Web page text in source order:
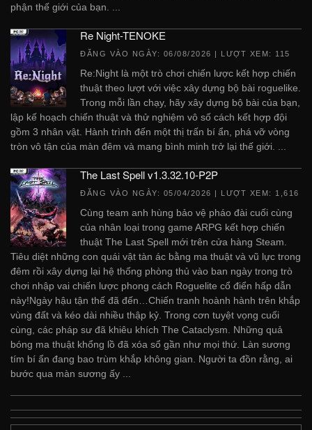
phận thế giới của bạn. ...
Re Night-TENOKE
ĐĂNG VÀO NGÀY: 06/08/2026 | LƯỢT XEM: 115
Re:Night là một trò chơi chiến lược kết hợp chiến
thuật theo lượt với việc xây dựng bộ bài roguelike.
Trong mỗi lần chạy, hãy xây dựng bộ bài của bạn,
lập kế hoạch chiến thuật và thử nghiệm vô số cách kết hợp đội
gồm 3 nhân vật. Hành trình đến một thị trấn bí ẩn, phá vỡ vòng
tròn vô tận của màn đêm và mang bình minh trở lại thế giới. ...
The Last Spell v1.3.32.10-P2P
ĐĂNG VÀO NGÀY: 05/04/2026 | LƯỢT XEM: 1,616
Cùng team anh hùng bảo vệ pháo đài cuối cùng
của nhân loại trong game ARPG kết hợp chiến
thuật The Last Spell mới trên cửa hàng Steam.
Tiêu diệt những con quái vật tàn ác bằng ma thuật và vũ lực trong
đêm rồi xây dựng lại hệ thống phòng thủ vào ban ngày trong trò
chơi nhập vai chiến lược phong cách Roguelite cổ điển hấp dẫn
này!Ngày hậu tận thế đã đến…Chiến tranh hoành hành trên khắp
vùng đất và kéo dài nhiều thập kỷ. Trong cơn tuyệt vọng cuối
cùng, các pháp sư đã khiêu khích The Cataclysm. Những quả
bóng ma thuật khổng lồ đã xóa sổ gần như mọi thứ. Làn sương
tím bí ẩn đang bao trùm khắp không gian. Người ta đồn rằng, ai
bước qua màn sương ấy ...